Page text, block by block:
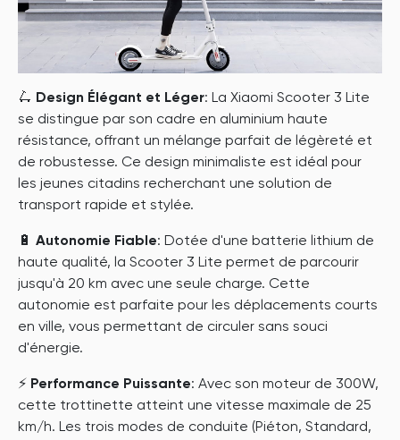
🛴 Design Élégant et Léger: La Xiaomi Scooter 3 Lite
se distingue par son cadre en aluminium haute
résistance, offrant un mélange parfait de légèreté et
de robustesse. Ce design minimaliste est idéal pour
les jeunes citadins recherchant une solution de
transport rapide et stylée.
🔋 Autonomie Fiable: Dotée d'une batterie lithium de
haute qualité, la Scooter 3 Lite permet de parcourir
jusqu'à 20 km avec une seule charge. Cette
autonomie est parfaite pour les déplacements courts
en ville, vous permettant de circuler sans souci
d'énergie.
⚡ Performance Puissante: Avec son moteur de 300W,
cette trottinette atteint une vitesse maximale de 25
km/h. Les trois modes de conduite (Piéton, Standard,